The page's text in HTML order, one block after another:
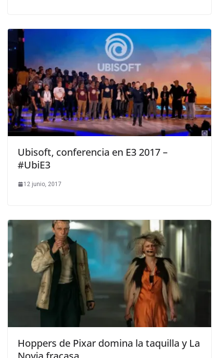
Ubisoft, conferencia en E3 2017 –
#UbiE3
12 junio, 2017
Hoppers de Pixar domina la taquilla y La